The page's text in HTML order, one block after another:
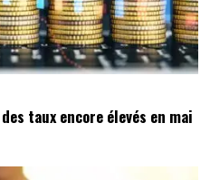
taux encore élevés en mai